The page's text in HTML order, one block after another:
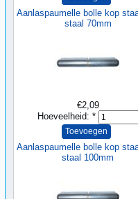
Aanlaspaumelle bolle kop
staal 70mm
€2,09
Hoeveelheid: *
Aanlaspaumelle bolle kop
staal 100mm